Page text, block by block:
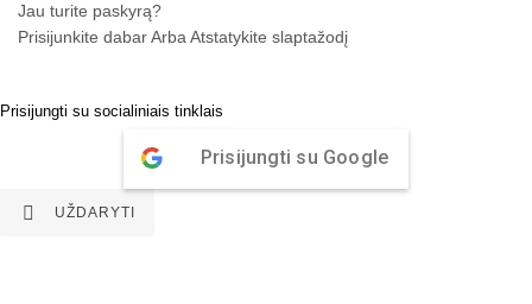
Jau turite paskyrą?
Prisijunkite dabarArbaAtstatykite slaptažodį
Prisijungti su socialiniais tinklais
Prisijungti su Google
 UŽDARYTI